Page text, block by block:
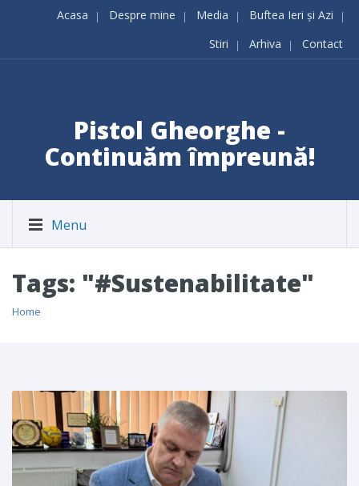
Acasa Despre mine Media
Buftea Ieri și Azi
Stiri
Arhiva Contact
Pistol Gheorghe -
Continuăm împreună!
Menu
Tags: "#Sustenabilitate"
Home